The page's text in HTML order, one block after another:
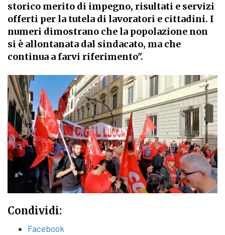
storico merito di impegno, risultati e servizi
offerti per la tutela di lavoratori e cittadini. I
numeri dimostrano che la popolazione non
si è allontanata dal sindacato, ma che
continua a farvi riferimento".
Condividi:
Facebook